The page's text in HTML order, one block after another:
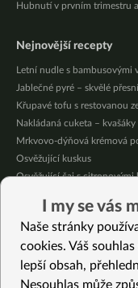
Hubnutí v prvním trimestru
Nejnovější recepty
Letní nudle s bambusovými
Jablečné pyré – skvělé
Křupavé tofu s restovanou
Nakládaná cuketa – kvašáky
Mrkvovo-dýňová krémová
Osvěžující kuskus
Osvěžující čaj s citronovými
Čokoládové muffiny s
Meruňky a jablka v
Vybrané recepty
I my se vás
Naše stránky
cookies. Váš
lepší obsah,
Nesouhlas může